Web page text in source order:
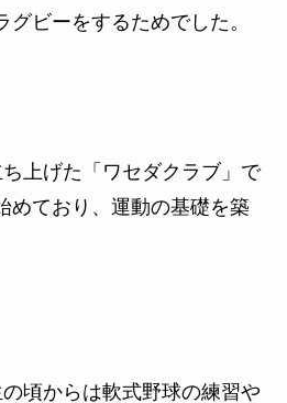
ビーをするためでした。
上げた「ワセダクラブ」で
めており、運動の基礎を築
頃からは軟式野球の練習や